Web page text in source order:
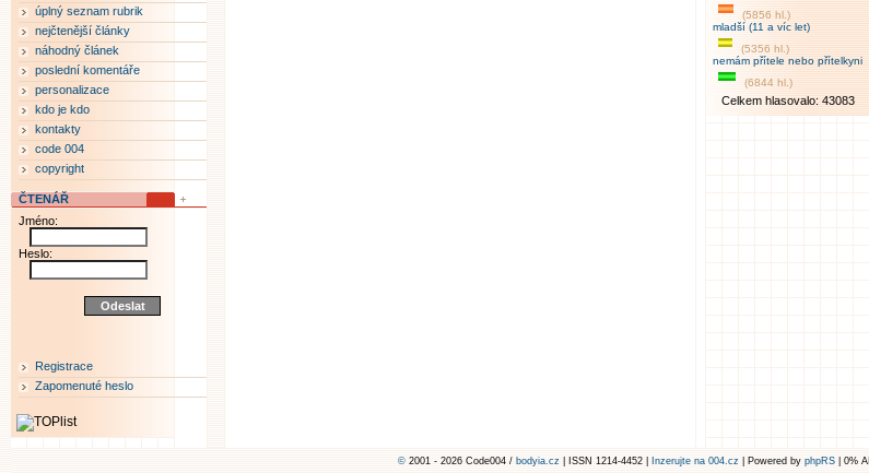
úplný seznam rubrik
nejčtenější články
náhodný článek
poslední komentáře
personalizace
kdo je kdo
kontakty
code 004
copyright
ČTENÁŘ
Jméno:
Heslo:
Registrace
Zapomenuté heslo
(5856 hl.)
mladší (11 a víc let)
(5356 hl.)
nemám přítele nebo přítelkyni
(6844 hl.)
Celkem hlasovalo: 43083
© 2001 - 2026 Code004 / bodyia.cz | ISSN 1214-4452 | Inzerujte na 004.cz | Powered by phpRS | 0% AI